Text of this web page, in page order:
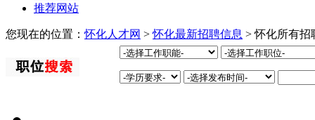
推荐网站
您现在的位置：怀化人才网 >怀化最新招聘信息 > 怀化所有招